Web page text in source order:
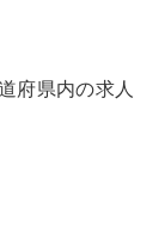
府県内の求人